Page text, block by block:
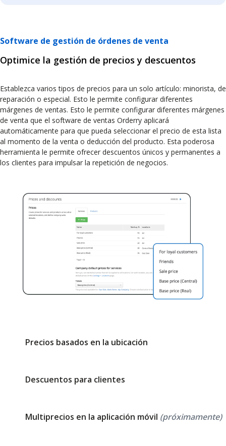
Software de gestión de órdenes de venta
Optimice la gestión de precios y descuentos
Establezca varios tipos de precios para un solo artículo: minorista, de
reparación o especial. Esto le permite configurar diferentes
márgenes de ventas. Esto le permite configurar diferentes márgenes
de venta que el software de ventas Orderry aplicará
automáticamente para que pueda seleccionar el precio de esta lista
al momento de la venta o deducción del producto. Esta poderosa
herramienta le permite ofrecer descuentos únicos y permanentes a
los clientes para impulsar la repetición de negocios.
Precios basados en la ubicación
Descuentos para clientes
Multiprecios en la aplicación móvil (próximamente)